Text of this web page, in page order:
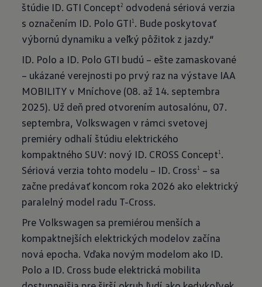
štúdie ID. GTI Concept2 odvodená sériová verzia
s označením ID. Polo GTI1 . Bude poskytovať
výbornú dynamiku a veľký pôžitok z jazdy.“
ID. Polo a ID. Polo GTI budú – ešte zamaskované
– ukázané verejnosti po prvý raz na výstave IAA
MOBILITY v Mníchove (08. až 14. septembra
2025). Už deň pred otvorením autosalónu, 07.
septembra, Volkswagen v rámci svetovej
premiéry odhalí štúdiu elektrického
kompaktného SUV: nový ID. CROSS Concept1 .
Sériová verzia tohto modelu – ID. Cross1
– sa
začne predávať koncom roka 2026 ako elektrický
paralelný model radu T-Cross.
Pre Volkswagen sa premiérou menších a
kompaktnejších elektrických modelov začína
nová epocha. Vďaka novým modelom ako ID.
Polo a ID. Cross bude elektrická mobilita